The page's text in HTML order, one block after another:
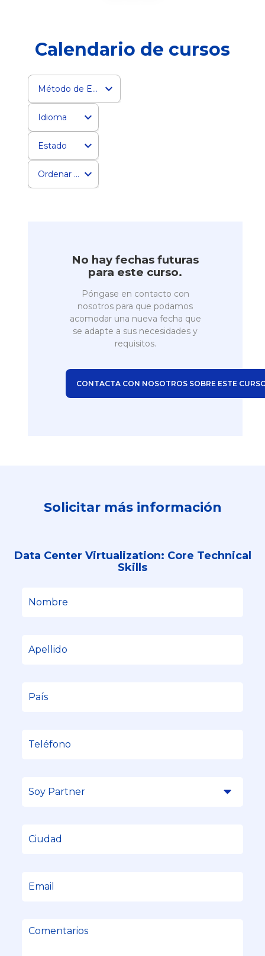
Calendario de cursos
Método de Entrega
Idioma
Estado
Ordenar por
No hay fechas futuras
para este curso.
Póngase en contacto con
nosotros para que podamos
acomodar una nueva fecha que
se adapte a sus necesidades y
requisitos.
CONTACTA CON NOSOTROS SOBRE ESTE
Solicitar más información
Data Center Virtualization: Core Technical
Skills